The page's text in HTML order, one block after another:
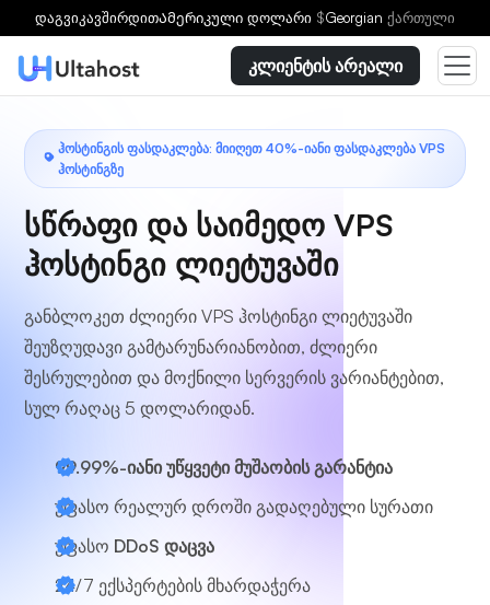
დაგვიკავშირდითᲐმერიკული დოლარი $Georgian ქართული
კლიენტის არეალი
ᲰᲝᲡᲢᲘᲜᲒᲘᲡ ᲤᲐᲡᲓᲐᲙᲚᲔᲑᲐ: ᲛᲘᲘᲦᲔᲗ 40%-ᲘᲐᲜᲘ ᲤᲐᲡᲓᲐᲙᲚᲔᲑᲐ VPS
ᲰᲝᲡᲢᲘᲜᲒᲖᲔ
სწრაფი და საიმედო VPS
ჰოსტინგი ლიეტუვაში
განბლოკეთ ძლიერი VPS ჰოსტინგი ლიეტუვაში
შეუზღუდავი გამტარუნარიანობით, ძლიერი
შესრულებით და მოქნილი სერვერის ვარიანტებით,
სულ რაღაც 5 დოლარიდან.
99.99%-იანი უწყვეტი მუშაობის გარანტია
უფასო რეალურ დროში გადაღებული სურათი
უფასო DDoS დაცვა
24/7 ექსპერტების მხარდაჭერა